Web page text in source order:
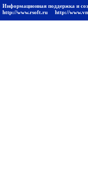
Информационная поддержка и
http://www.rsoft.ru
http://